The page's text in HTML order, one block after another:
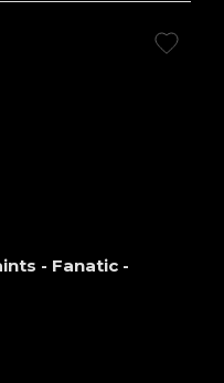
- Fanatic -